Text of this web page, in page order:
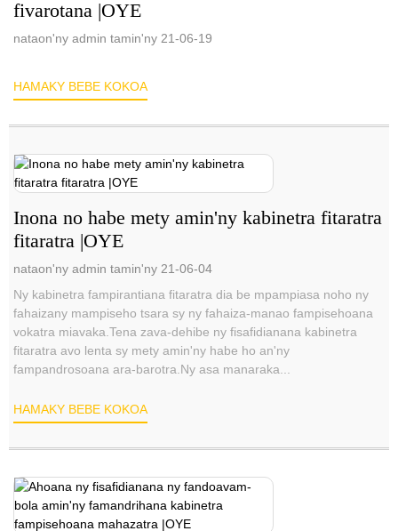
fivarotana |OYE
nataon'ny admin tamin'ny 21-06-19
HAMAKY BEBE KOKOA
Inona no habe mety amin'ny kabinetra fitaratra
fitaratra |OYE
nataon'ny admin tamin'ny 21-06-04
Ny kabinetra fampirantiana fitaratra dia be mpampiasa noho ny
fahaizany mampiseho tsara sy ny fahaiza-manao fampisehoana
vokatra miavaka.Tena zava-dehibe ny fisafidianana kabinetra
fitaratra avo lenta sy mety amin'ny habe ho an'ny
fampandrosoana ara-barotra.Ny asa manaraka...
HAMAKY BEBE KOKOA